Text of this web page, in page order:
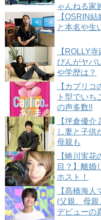
ゃんねる家
【OSRIN
と本名や生
【ROLLY
ぴんがヤバ
や学歴は？
【カプリ
ト型でいち
の声多数!!
【坪倉優
し妻と子供
母親も
【蜷川実花
目？】離婚
ホスト！
【髙橋海
(父親、母
デビューの